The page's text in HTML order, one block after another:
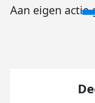
Aan eigen actie